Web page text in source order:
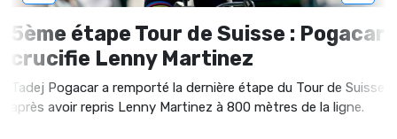
5ème étape Tour de Suisse : Pogacar
crucifie Lenny Martinez
Tadej Pogacar a remporté la dernière étape du Tour de Suisse
après avoir repris Lenny Martinez à 800 mètres de la ligne.